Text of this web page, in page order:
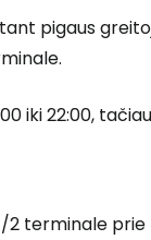
pigaus
iki 22:00,
2 terminale